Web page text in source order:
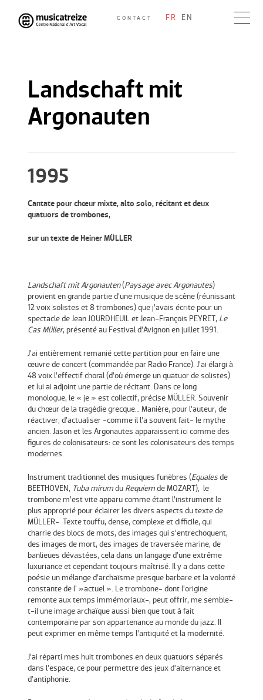
Skip
to
CONTACT FR EN
Landschaft mit
Argonauten
1995
Cantate pour chœur mixte, alto solo, récitant et deux
quatuors de trombones,
sur un texte de Heiner MÜLLER
Landschaft mit Argonauten(Paysage avec Argonautes)
provient en grande partie d’une musique de scène (réunissant
12 voix solistes et 8 trombones) que j’avais écrite pour un
spectacle de Jean JOURDHEUIL et Jean-François PEYRET, Le
Cas Müller, présenté au Festival d’Avignon en juillet 1991.
J’ai entièrement remanié cette partition pour en faire une
œuvre de concert (commandée par Radio France). J’ai élargi à
48 voix l’effectif choral (d’où émerge un quatuor de solistes)
et lui ai adjoint une partie de récitant. Dans ce long
monologue, le « je » est collectif, précise MÜLLER. Souvenir
du chœur de la tragédie grecque… Manière, pour l’auteur, de
réactiver, d’actualiser -comme il l’a souvent fait- le mythe
ancien. Jason et les Argonautes apparaissent ici comme des
figures de colonisateurs: ce sont les colonisateurs des temps
modernes.
Instrument traditionnel des musiques funèbres (Equalesde
BEETHOVEN, Tuba mirumdu Requiemde MOZART), le
trombone m’est vite apparu comme étant l’instrument le
plus approprié pour éclairer les divers aspects du texte de
MÜLLER- Texte touffu, dense, complexe et difficile, qui
charrie des blocs de mots, des images qui s’entrechoquent,
des images de mort, des images de traversée marine, de
banlieues dévastées, cela dans un langage d’une extrême
luxuriance et cependant toujours maîtrisé. Il y a dans cette
poésie un mélange d’archaïsme presque barbare et la volonté
constante de l' »actuel ». Le trombone- dont l’origine
remonte aux temps immémoriaux-, peut offrir, me semble-
t-il une image archaïque aussi bien que tout à fait
contemporaine par son appartenance au monde du jazz. Il
peut exprimer en même temps l’antiquité et la modernité.
J’ai réparti mes huit trombones en deux quatuors séparés
dans l’espace, ce pour permettre des jeux d’alternance et
d’antiphonie.